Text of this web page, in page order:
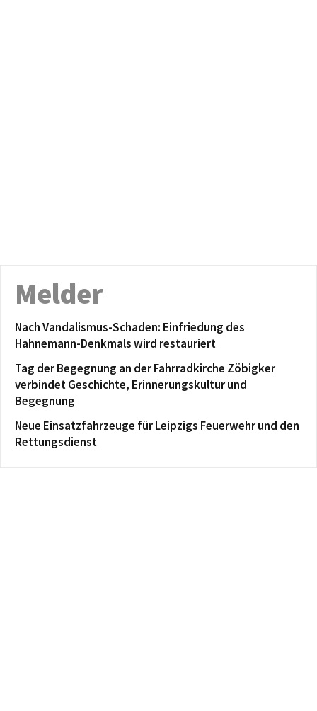
Melder
Nach Vandalismus-Schaden: Einfriedung des
Hahnemann-Denkmals wird restauriert
Tag der Begegnung an der Fahrradkirche Zöbigker
verbindet Geschichte, Erinnerungskultur und
Begegnung
Neue Einsatzfahrzeuge für Leipzigs Feuerwehr und den
Rettungsdienst